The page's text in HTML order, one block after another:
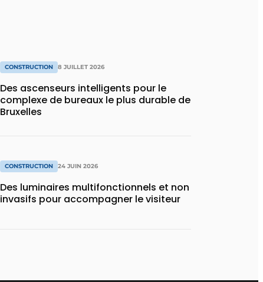
CONSTRUCTION 8 JUILLET 2026
Des ascenseurs intelligents pour le
complexe de bureaux le plus durable de
Bruxelles
CONSTRUCTION 24 JUIN 2026
Des luminaires multifonctionnels et non
invasifs pour accompagner le visiteur